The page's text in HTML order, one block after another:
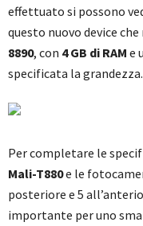
effettuato si possono
questo nuovo device che
8890, con 4 GB di RAM e
specificata la grandezza.
Per completare le
Mali-T880e le
posteriore e 5
importante per uno